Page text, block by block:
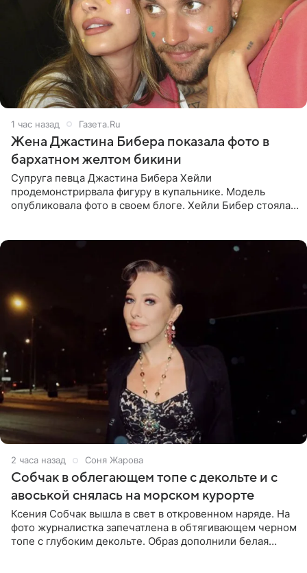
1 час назад Газета.Ru
Жена Джастина Бибера показала фото в
бархатном желтом бикини
Супруга певца Джастина Бибера Хейли
продемонстрирвала фигуру в купальнике. Модель
опубликовала фото в своем блоге. Хейли Бибер стояла
2 часа назад Соня Жарова
Собчак в облегающем топе с декольте и с
авоськой снялась на морском курорте
Ксения Собчак вышла в свет в откровенном наряде. На
фото журналистка запечатлена в обтягивающем черном
топе с глубоким декольте. Образ дополнили белая